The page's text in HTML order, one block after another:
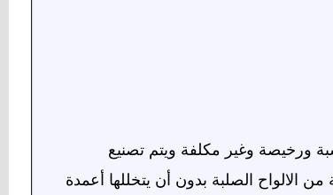
ورخيصة وغير مكلفة ويتم تصنيع
الالواح الصلبة بدون أن يتخللها أعمدة